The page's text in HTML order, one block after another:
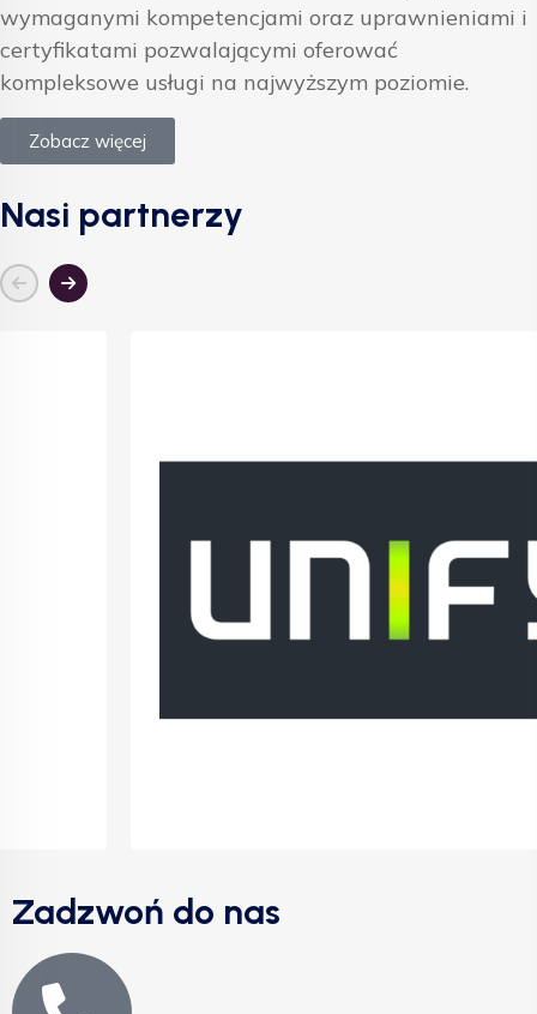
wymaganymi kompetencjami oraz uprawnieniami i
certyfikatami pozwalającymi oferować
kompleksowe usługi na najwyższym poziomie.
Zobacz więcej
Nasi partnerzy
Zadzwoń do nas